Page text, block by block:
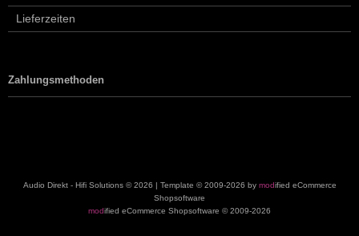
Lieferzeiten
Zahlungsmethoden
Audio Direkt - Hifi Solutions © 2026 | Template © 2009-2026 by modified eCommerce
Shopsoftware
modified eCommerce Shopsoftware © 2009-2026